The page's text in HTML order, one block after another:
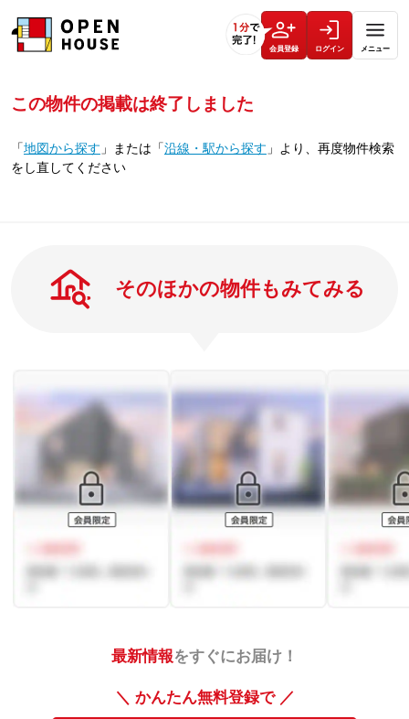
会員登録 ログイン メニュー
この物件の掲載は終了しました
「地図から探す 」 または 「沿線・駅から探す 」 より、再度物件検索
をし直してください
そのほかの物件もみてみる
最新情報をすぐにお届け！
＼ かんたん無料登録で ／